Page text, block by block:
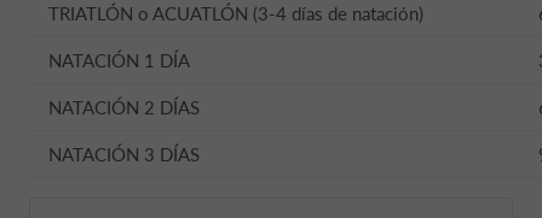
TRIATLÓN o ACUATLÓN (3-4 días de natación)
NATACIÓN 1 DÍA
NATACIÓN 2 DÍAS
NATACIÓN 3 DÍAS